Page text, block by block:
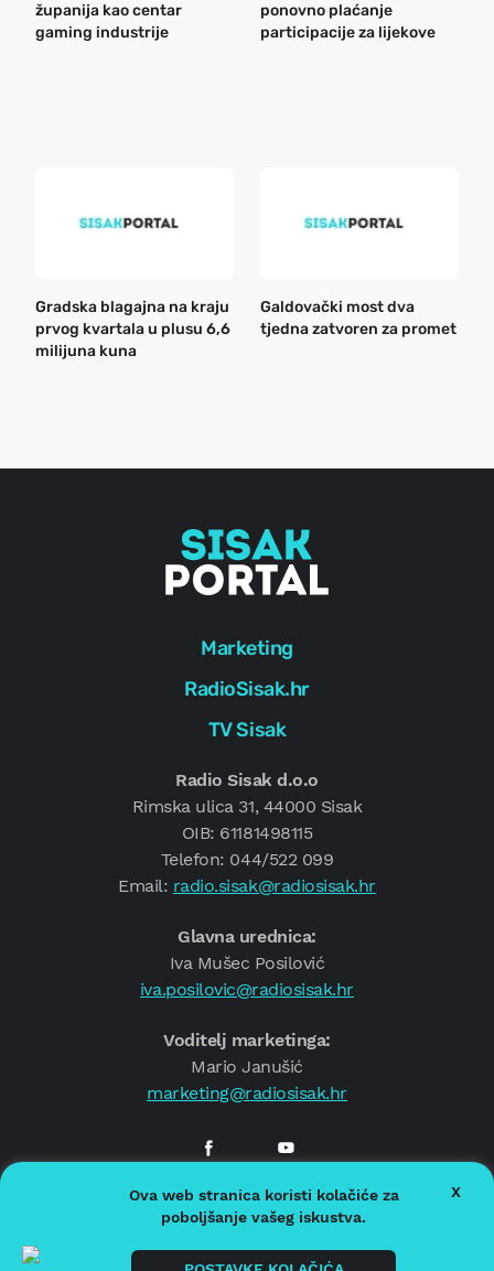
županija kao centar
gaming industrije
ponovno plaćanje
participacije za lijekove
Gradska blagajna na kraju
prvog kvartala u plusu 6,6
milijuna kuna
Galdovački most dva
tjedna zatvoren za promet
Marketing
RadioSisak.hr
TV Sisak
Radio Sisak d.o.o
Rimska ulica 31, 44000 Sisak
OIB: 61181498115
Telefon: 044/522 099
Email: radio.sisak@radiosisak.hr
Glavna urednica:
Iva Mušec Posilović
iva.posilovic@radiosisak.hr
Voditelj marketinga:
Mario Janušić
marketing@radiosisak.hr
© 2026.Radio Sisak
Politika privatnosti
Politika kolačića
Ova web stranica koristi kolačiće za
poboljšanje vašeg iskustva.
X